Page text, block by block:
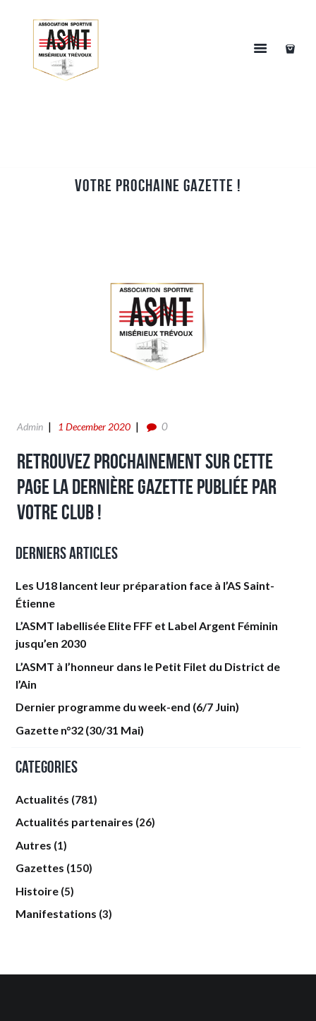
Votre prochaine Gazette !
Admin 1 December 2020 0
Retrouvez prochainement sur cette
page la dernière gazette publiée par
votre club !
Derniers articles
Les U18 lancent leur préparation face à l’AS Saint-
Étienne
L’ASMT labellisée Elite FFF et Label Argent Féminin
jusqu’en 2030
L’ASMT à l’honneur dans le Petit Filet du District de
l’Ain
Dernier programme du week-end (6/7 Juin)
Gazette n°32 (30/31 Mai)
Categories
Actualités (781)
Actualités partenaires (26)
Autres (1)
Gazettes (150)
Histoire (5)
Manifestations (3)